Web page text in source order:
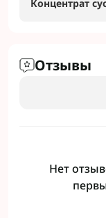
Концентрат
Отзывы
Нет